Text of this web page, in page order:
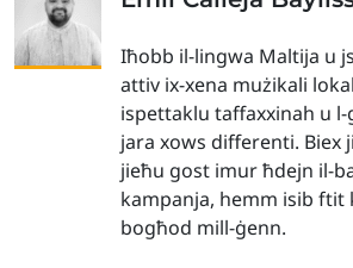
Iħobb il-lingwa Maltija u
attiv ix-xena mużikali
ispettaklu taffaxxinah u
jara xows differenti. Biex
jieħu gost imur ħdejn il-
kampanja, hemm isib ftit
bogħod mill-ġenn.